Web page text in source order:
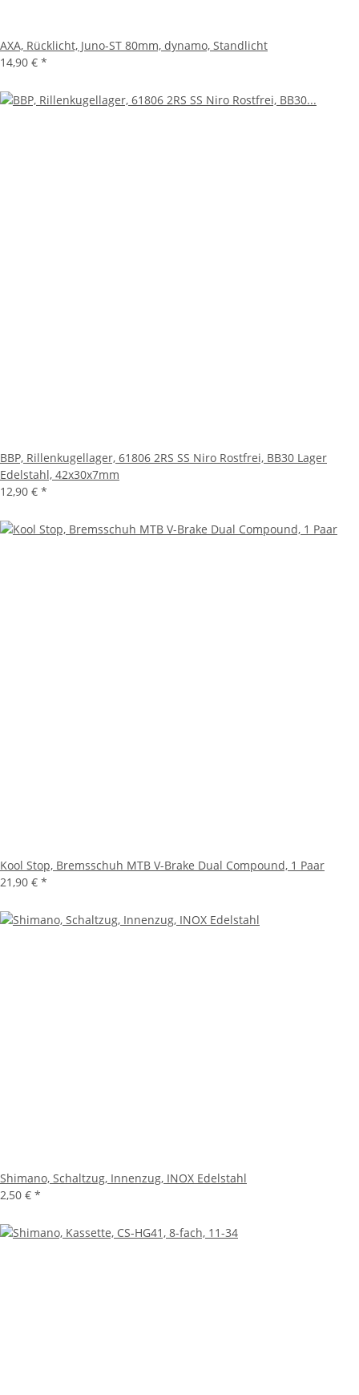
AXA, Rücklicht, Juno-ST 80mm, dynamo, Standlicht
14,90 € *
BBP, Rillenkugellager, 61806 2RS SS Niro Rostfrei, BB30 Lager
Edelstahl, 42x30x7mm
12,90 € *
Kool Stop, Bremsschuh MTB V-Brake Dual Compound, 1 Paar
21,90 € *
Shimano, Schaltzug, Innenzug, INOX Edelstahl
2,50 € *